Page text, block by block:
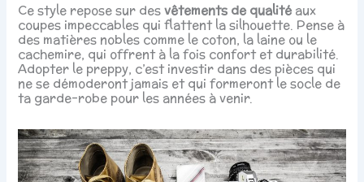
Ce style repose sur desvêtements de qualitéaux
coupes impeccables qui flattent la silhouette. Pense à
des matières nobles comme le coton, la laine ou le
cachemire, qui offrent à la fois confort et durabilité.
Adopter le preppy, c’est investir dans des pièces qui
ne se démoderont jamais et qui formeront le socle de
ta garde-robe pour les années à venir.